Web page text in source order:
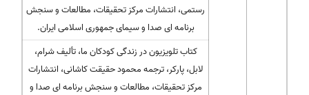
رستمی، انتشارات مرکز تحقیقات، مطالعات و سنجش
برنامه ای صدا و سیمای جمهوری اسلامی ایران.
کتاب تلویزیون در زندگی کودکان ما، تألیف شرام،
لابل، پارکر، ترجمه محمود حقیقت کاشانی، انتشارات
مرکز تحقیقات، مطالعات و سنجش برنامه ای صدا و